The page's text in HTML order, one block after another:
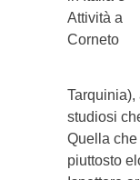
Attività a
Corneto
Tarquinia),
studiosi
Quella che
piuttosto